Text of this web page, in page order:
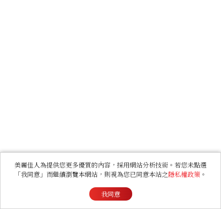
美麗佳人為提供您更多優質的內容，採用網站分析技術。若您未點選
「我同意」而繼續瀏覽本網站，則視為您已同意本站之隱私權政策 。
我同意